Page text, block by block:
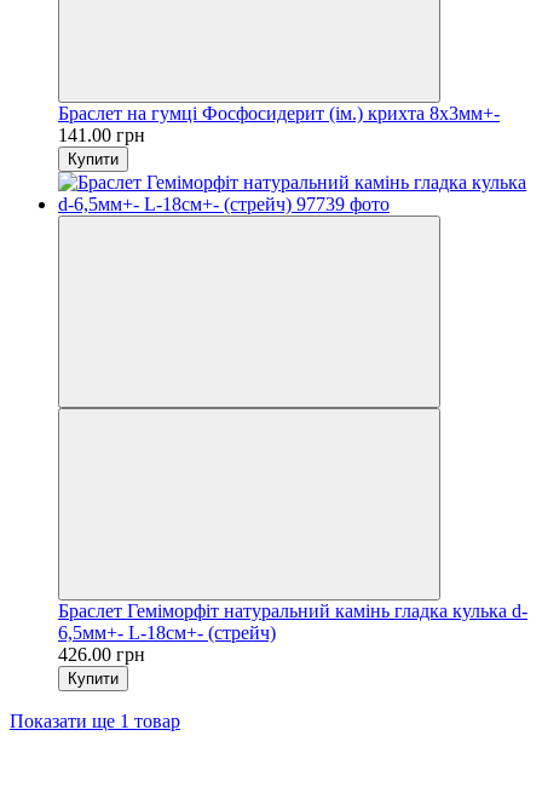
Браслет на гумці Фосфосидерит (ім.) крихта 8х3мм+-
141.00 грн
Купити
Браслет Геміморфіт натуральний камінь гладка кулька d-
6,5мм+- L-18см+- (стрейч)
426.00 грн
Купити
Показати ще 1 товар